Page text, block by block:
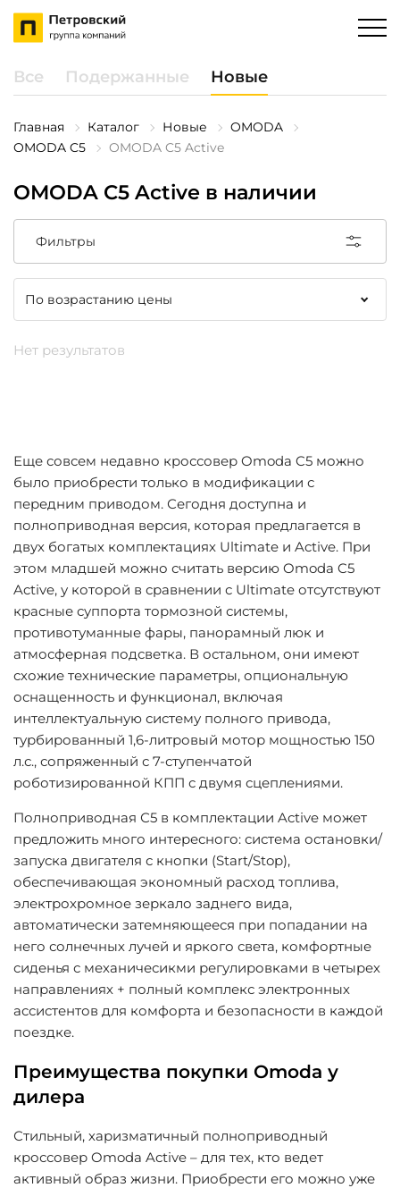
Все Подержанные Новые
Главная Каталог Новые
OMODA
OMODA C5
OMODA C5 Active
OMODA C5 Active в наличии
Фильтры
Нет результатов
Еще совсем недавно кроссовер Omoda C5 можно
было приобрести только в модификации с
передним приводом. Сегодня доступна и
полноприводная версия, которая предлагается в
двух богатых комплектациях Ultimate и Active. При
этом младшей можно считать версию Omoda C5
Active, у которой в сравнении с Ultimate отсутствуют
красные суппорта тормозной системы,
противотуманные фары, панорамный люк и
атмосферная подсветка. В остальном, они имеют
схожие технические параметры, опциональную
оснащенность и функционал, включая
интеллектуальную систему полного привода,
турбированный 1,6-литровый мотор мощностью 150
л.с., сопряженный с 7-ступенчатой
роботизированной КПП с двумя сцеплениями.
Полноприводная С5 в комплектации Active может
предложить много интересного: система остановки/
запуска двигателя с кнопки (Start/Stop),
обеспечивающая экономный расход топлива,
электрохромное зеркало заднего вида,
автоматически затемняющееся при попадании на
него солнечных лучей и яркого света, комфортные
сиденья с механичесикми регулировками в четырех
направлениях + полный комплекс электронных
ассистентов для комфорта и безопасности в каждой
поездке.
Преимущества покупки Omoda у
дилера
Стильный, харизматичный полноприводный
кроссовер Omoda Active – для тех, кто ведет
активный образ жизни. Приобрести его можно уже